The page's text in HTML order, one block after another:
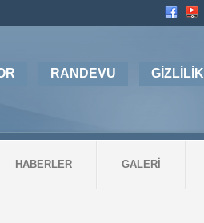
RANDEVU GİZLİLİK
HABERLER GALERİ